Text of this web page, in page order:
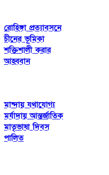
রোহিঙ্গা প্রত্যাবসনে
চীনের ভূমিকা
শক্তিশালী করার
আহ্ববান
মান্দায় যথাযোগ্য
মর্যাদায় আন্তর্জাতিক
মাতৃভাষা দিবস
পালিত